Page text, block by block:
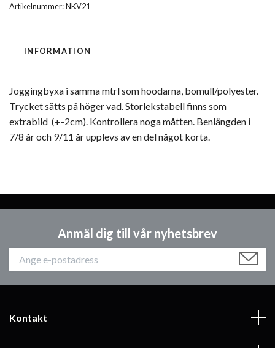
Artikelnummer:NKV21
INFORMATION
Joggingbyxa i samma mtrl som hoodarna, bomull/polyester.
Trycket sätts på höger vad. Storlekstabell finns som
extrabild (+-2cm). Kontrollera noga måtten. Benlängden i
7/8 år och 9/11 år upplevs av en del något korta.
Anmäl dig till vår nyhetsbrev
Kontakt